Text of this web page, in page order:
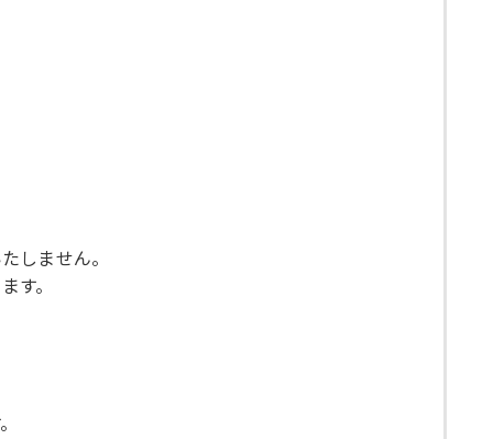
しません。
す。